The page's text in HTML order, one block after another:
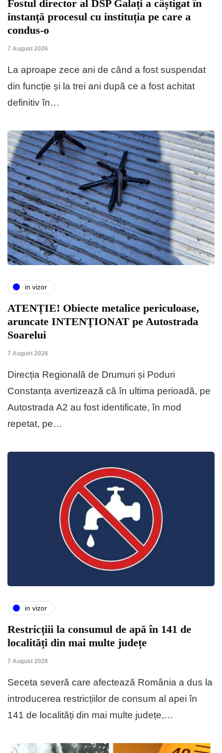
Fostul director al DSP Galați a câștigat în
instanță procesul cu instituția pe care a
condus-o
7 August 2026
La aproape zece ani de când a fost suspendat
din funcție și la trei ani după ce a fost achitat
definitiv în…
in vizor
ATENȚIE! Obiecte metalice periculoase,
aruncate INTENȚIONAT pe Autostrada
Soarelui
7 August 2026
Direcția Regională de Drumuri și Poduri
Constanța avertizează că în ultima perioadă, pe
Autostrada A2 au fost identificate, în mod
repetat, pe…
in vizor
Restricțiii la consumul de apă în 141 de
localități din mai multe județe
7 August 2026
Seceta severă care afectează România a dus la
introducerea restricțiilor de consum al apei în
141 de localități din mai multe județe,…